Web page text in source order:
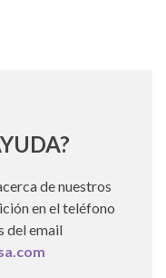
de nuestros
en el teléfono
del email